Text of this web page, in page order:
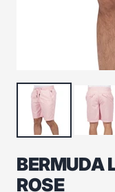
BERMUDA
ROSE